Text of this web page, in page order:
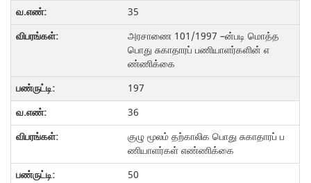
35
அரசாணை 101/1997 –ன்படி மொத்த
பொது சுகாதாரப் பணியாளர்களின் எ
ண்ணிக்கை
197
36
குழு மூலம் தற்காலிக பொது சுகாதாரப் ப
ணியாளர்கள் எண்ணிக்கை
50